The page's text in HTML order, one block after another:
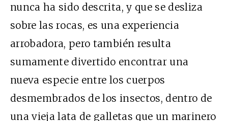
nunca ha sido descrita, y que se desliza
sobre las rocas, es una experiencia
arrobadora, pero también resulta
sumamente divertido encontrar una
nueva especie entre los cuerpos
desmembrados de los insectos, dentro de
una vieja lata de galletas que un marinero